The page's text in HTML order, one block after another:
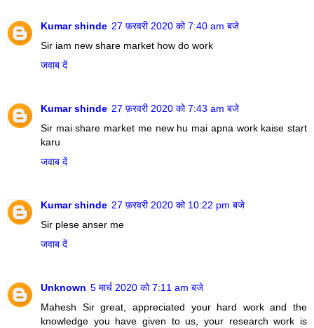
Kumar shinde 27 फ़रवरी 2020 को 7:40 am बजे
Sir iam new share market how do work
जवाब दें
Kumar shinde 27 फ़रवरी 2020 को 7:43 am बजे
Sir mai share market me new hu mai apna work kaise start
karu
जवाब दें
Kumar shinde 27 फ़रवरी 2020 को 10:22 pm बजे
Sir plese anser me
जवाब दें
Unknown 5 मार्च 2020 को 7:11 am बजे
Mahesh Sir great, appreciated your hard work and the
knowledge you have given to us, your research work is